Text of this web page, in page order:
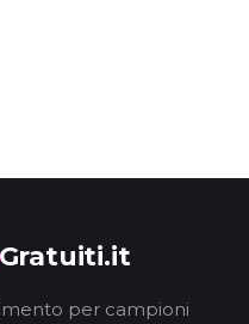
Gratuiti.it
per campioni